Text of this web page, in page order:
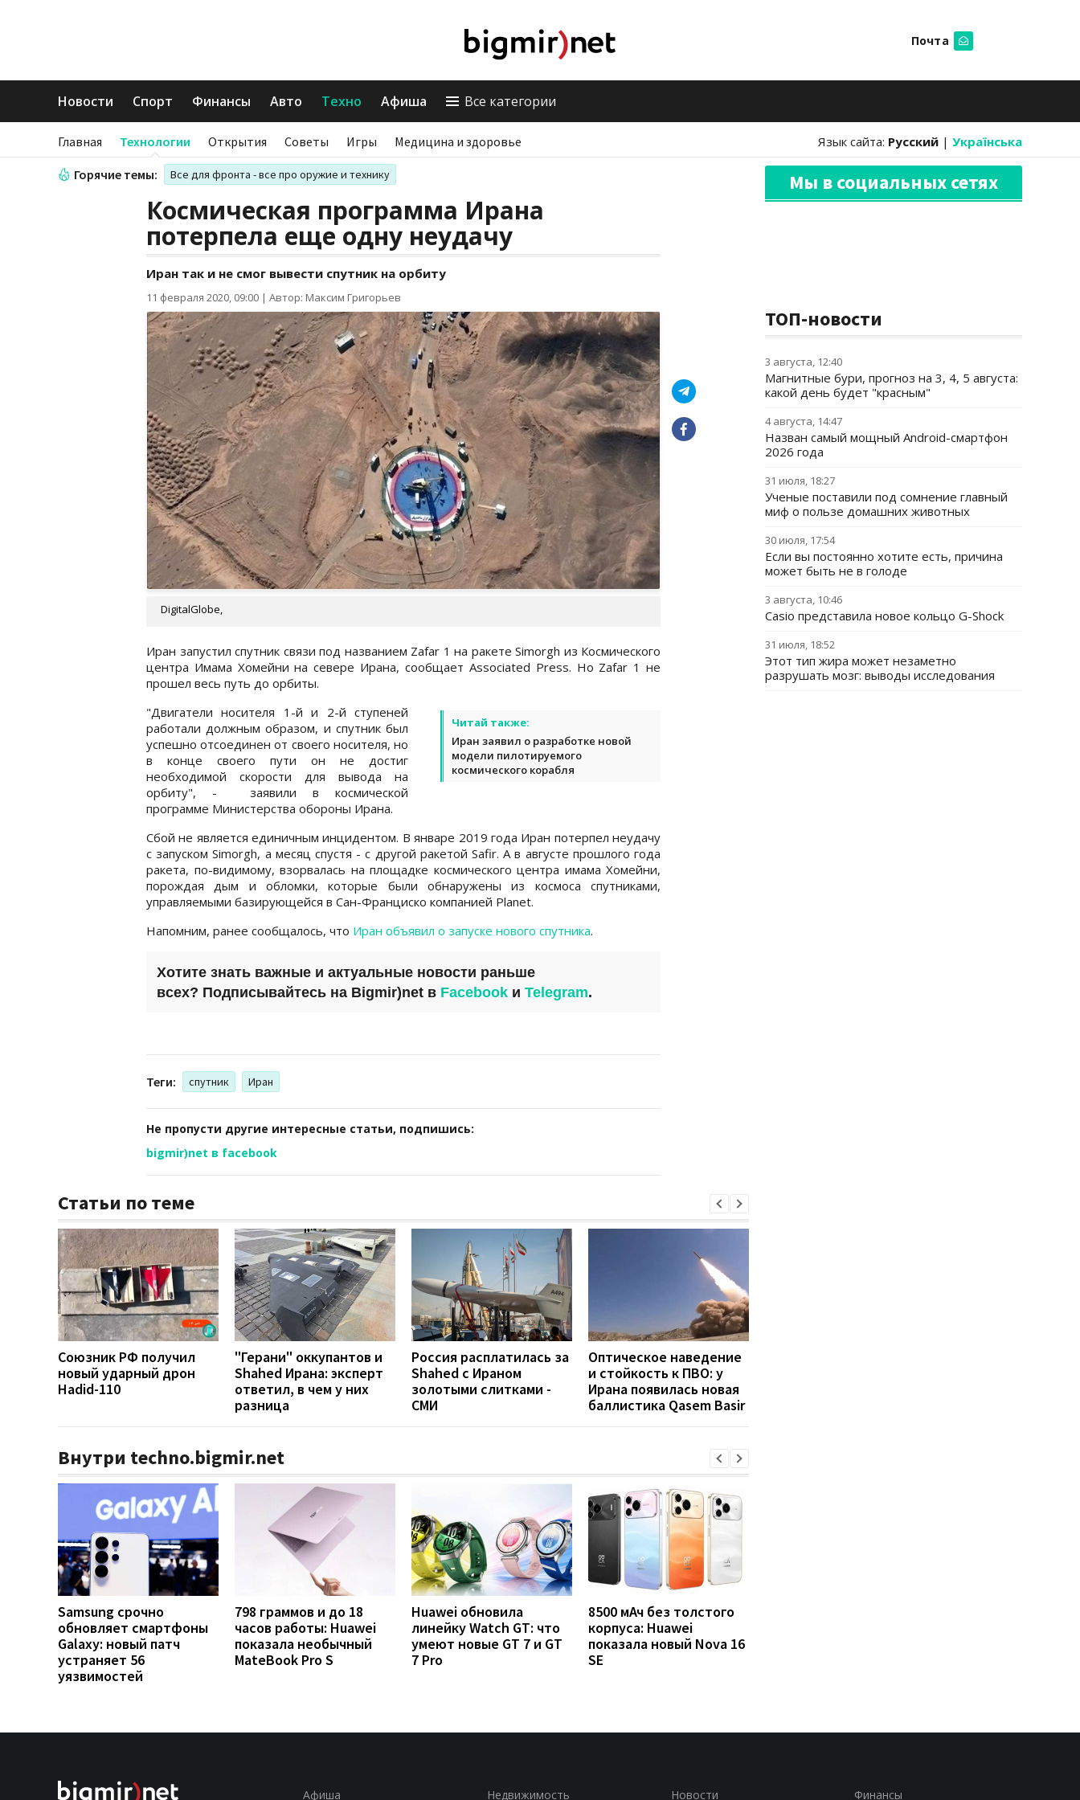
Почта
Новости Спорт Финансы Авто Техно Афиша Все категории
Главная Технологии Открытия Советы Игры Медицина и здоровье Язык сайта: Русский | Українська
Горячие темы: Все для фронта - все про оружие и технику
Космическая программа Ирана
потерпела еще одну неудачу
Иран так и не смог вывести спутник на орбиту
11 февраля 2020, 09:00 | Автор: Максим Григорьев
DigitalGlobe,
Иран запустил спутник связи под названием Zafar 1 на ракете Simorgh из Космического
центра Имама Хомейни на севере Ирана, сообщает Associated Press. Но Zafar 1 не
прошел весь путь до орбиты.
Читай также:
Иран заявил о разработке новой
модели пилотируемого
космического корабля
"Двигатели носителя 1-й и 2-й ступеней
работали должным образом, и спутник был
успешно отсоединен от своего носителя, но
в конце своего пути он не достиг
необходимой скорости для вывода на
орбиту", - заявили в космической
программе Министерства обороны Ирана.
Сбой не является единичным инцидентом. В январе 2019 года Иран потерпел неудачу
с запуском Simorgh, а месяц спустя - с другой ракетой Safir. А в августе прошлого года
ракета, по-видимому, взорвалась на площадке космического центра имама Хомейни,
порождая дым и обломки, которые были обнаружены из космоса спутниками,
управляемыми базирующейся в Сан-Франциско компанией Planet.
Напомним, ранее сообщалось, что Иран объявил о запуске нового спутника.
Хотите знать важные и актуальные новости раньше
всех? Подписывайтесь на Bigmir)net в Facebook и Telegram.
Теги: спутник Иран
Не пропусти другие интересные статьи, подпишись:
bigmir)net в facebook
Статьи по теме
Союзник РФ получил
новый ударный дрон
Hadid-110
"Герани" оккупантов и
Shahed Ирана: эксперт
ответил, в чем у них
разница
Россия расплатилась за
Shahed с Ираном
золотыми слитками -
СМИ
Оптическое наведение
и стойкость к ПВО: у
Ирана появилась новая
баллистика Qasem Basir
Внутри techno.bigmir.net
Samsung срочно
обновляет смартфоны
Galaxy: новый патч
устраняет 56
уязвимостей
798 граммов и до 18
часов работы: Huawei
показала необычный
MateBook Pro S
Huawei обновила
линейку Watch GT: что
умеют новые GT 7 и GT
7 Pro
8500 мАч без толстого
корпуса: Huawei
показала новый Nova 16
SE
Мы в социальных сетях
ТОП-новости
3 августа, 12:40
Магнитные бури, прогноз на 3, 4, 5 августа:
какой день будет "красным"
4 августа, 14:47
Назван самый мощный Android-смартфон
2026 года
31 июля, 18:27
Ученые поставили под сомнение главный
миф о пользе домашних животных
30 июля, 17:54
Если вы постоянно хотите есть, причина
может быть не в голоде
3 августа, 10:46
Casio представила новое кольцо G-Shock
31 июля, 18:52
Этот тип жира может незаметно
разрушать мозг: выводы исследования
Афиша Недвижимость Новости Финансы